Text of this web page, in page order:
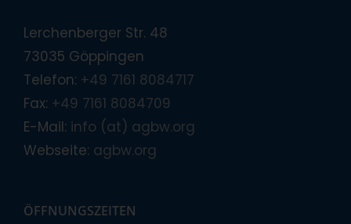
Lerchenberger Str. 48
73035 Göppingen
Telefon: +49 7161 8084717
Fax: +49 7161 8084709
E-Mail: info (at) agbw.org
Webseite: agbw.org
ÖFFNUNGSZEITEN